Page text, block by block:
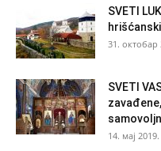
SVETI
31. октобар
SVETI
14. мај 2019.